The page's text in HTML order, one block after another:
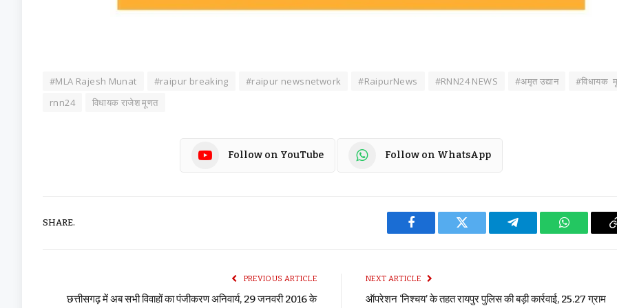
#MLA Rajesh Munat #raipur breaking #raipur newsnetwork #RaipurNews #RNN24 NEWS #अमृत उद्यान
#विधायक
rnn24
विधायक राजेश मूणत
Follow on YouTube Follow on WhatsApp
SHARE.
Facebook Twitter Telegram WhatsApp
PREVIOUS ARTICLE
छत्तीसगढ़ में अब सभी विवाहों का पंजीकरण अनिवार्य, 29 जनवरी 2016 के
NEXT ARTICLE
ऑपरेशन ‘निश्चय’ के तहत रायपुर पुलिस की बड़ी कार्रवाई, 25.27 ग्राम